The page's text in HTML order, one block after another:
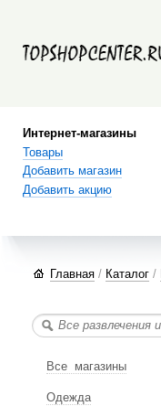
Интернет-магазины
Товары
Добавить магазин
Добавить акцию
Главная / Каталог /
Все магазины
Одежда